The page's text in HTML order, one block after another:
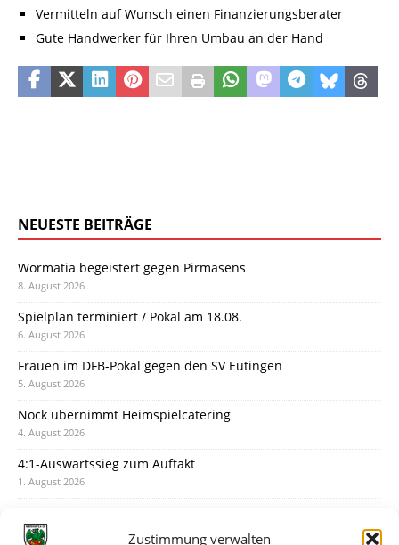
Zustimmung verwalten
Vermitteln auf Wunsch einen Finanzierungsberater
Gute Handwerker für Ihren Umbau an der Hand
NEUESTE BEITRÄGE
Wormatia begeistert gegen Pirmasens
8. August 2026
Spielplan terminiert / Pokal am 18.08.
6. August 2026
Frauen im DFB-Pokal gegen den SV Eutingen
5. August 2026
Nock übernimmt Heimspielcatering
4. August 2026
4:1-Auswärtssieg zum Auftakt
1. August 2026
31. Juli 2026